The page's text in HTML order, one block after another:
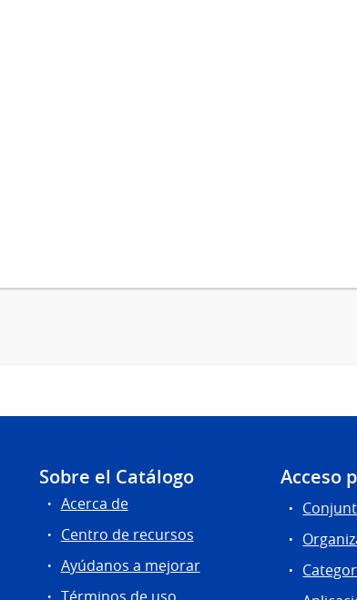
Sobre el Catálogo
Acerca de
Centro de recursos
Ayúdanos a mejorar
Acceso